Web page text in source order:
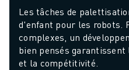
Les tâches de
d'enfant pour les robots.
complexes, un
bien pensés
et la compétitivité.